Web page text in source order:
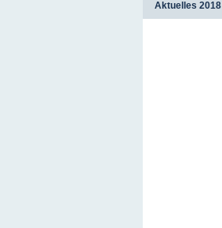
Aktuelles 2018